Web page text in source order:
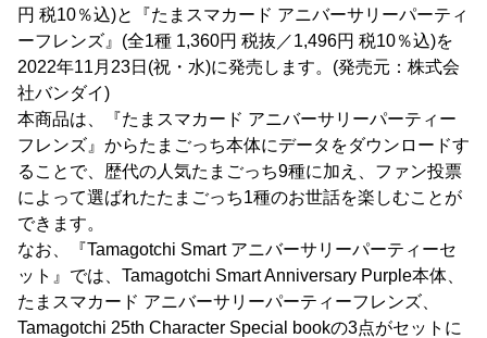
円 税10％込)と『たまスマカード アニバーサリーパーティ
ーフレンズ』(全1種 1,360円 税抜／1,496円 税10％込)を
2022年11月23日(祝・水)に発売します。(発売元：株式会
社バンダイ)
本商品は、『たまスマカード アニバーサリーパーティー
フレンズ』からたまごっち本体にデータをダウンロードす
ることで、歴代の人気たまごっち9種に加え、ファン投票
によって選ばれたたまごっち1種のお世話を楽しむことが
できます。
なお、『Tamagotchi Smart アニバーサリーパーティーセ
ット』では、Tamagotchi Smart Anniversary Purple本体、
たまスマカード アニバーサリーパーティーフレンズ、
Tamagotchi 25th Character Special bookの3点がセットに